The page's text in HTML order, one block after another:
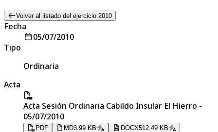
Volver al listado del ejercicio 2010
Fecha
05/07/2010
Tipo
Ordinaria
Acta
Acta Sesión Ordinaria Cabildo Insular El Hierro -
05/07/2010
PDF MD3.99 KB DOCX512.49 KB